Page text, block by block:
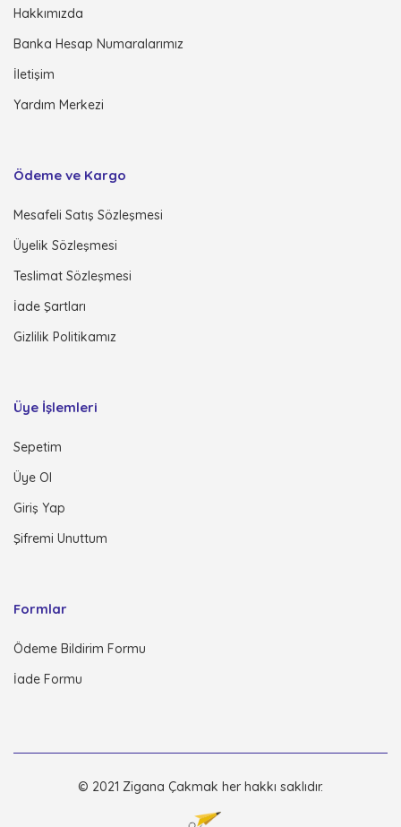
Hakkımızda
Banka Hesap Numaralarımız
İletişim
Yardım Merkezi
Ödeme ve Kargo
Mesafeli Satış Sözleşmesi
Üyelik Sözleşmesi
Teslimat Sözleşmesi
İade Şartları
Gizlilik Politikamız
Üye İşlemleri
Sepetim
Üye Ol
Giriş Yap
Şifremi Unuttum
Formlar
Ödeme Bildirim Formu
İade Formu
© 2021 Zigana Çakmak her hakkı saklıdır.